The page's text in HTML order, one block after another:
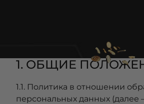
1. ОБЩИЕ
1.1. Политика в отношении
персональных данных (далее